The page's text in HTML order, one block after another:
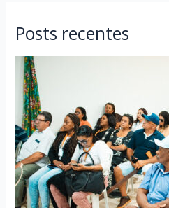
Posts recentes